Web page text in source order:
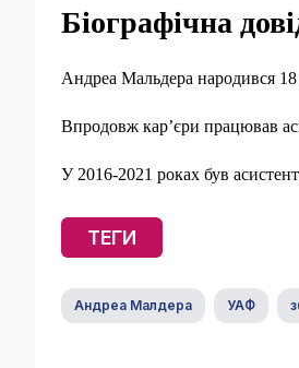
Біографічна
Андреа Мальдера народився 18
Впродовж кар’єри працював
У 2016-2021 роках був
ТЕГИ
Андреа Малдера УАФ